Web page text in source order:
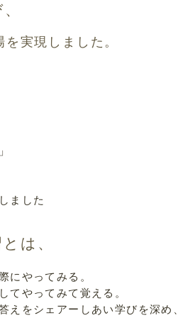
実現しました。
ました
は、
にやってみる。
てやってみて覚える。
えをシェアーしあい学びを深め、